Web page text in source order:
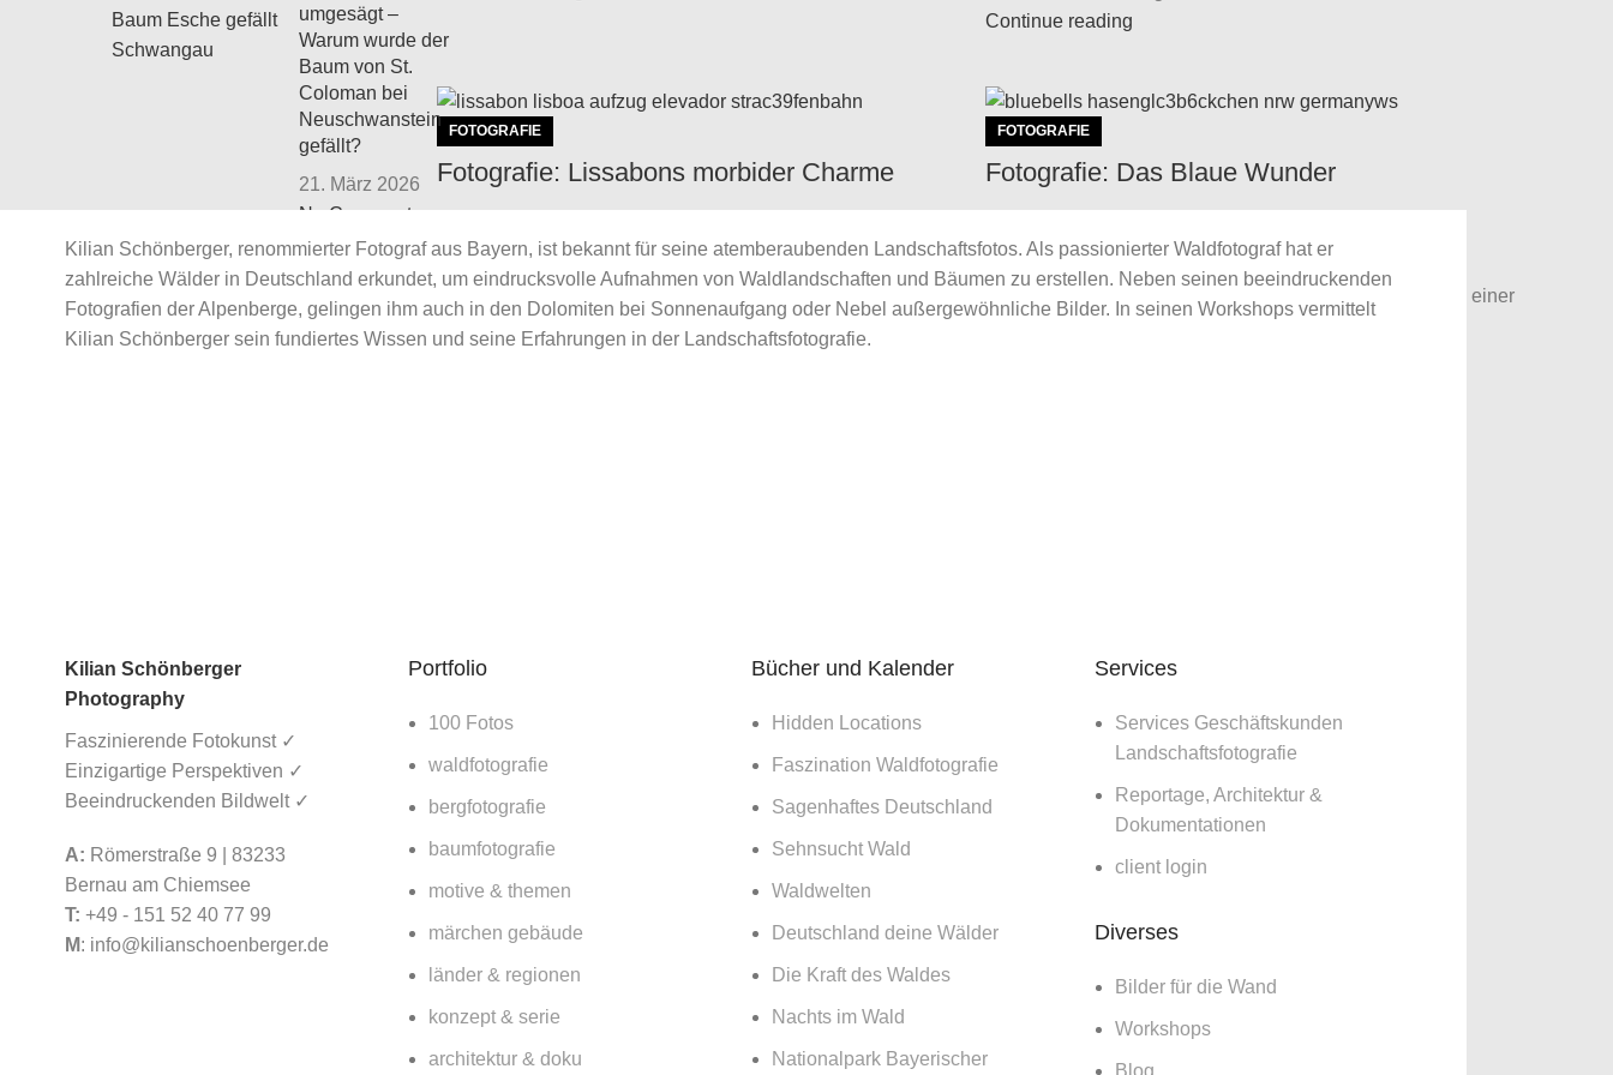
Continue reading
FOTOGRAFIE
Fotografie: Lissabons morbider Charme
Von der Vergänglichkeit des menschlichen Schaffens
FOTOGRAFIE
Fotografie: Das Blaue Wunder
Ein Wald voller Bluebells Das gute Wetters am
Osterwochenende war eine günstige Gelegenheit sich in einer
umgesägt –
Warum wurde der
Baum von St.
Coloman bei
Neuschwanstein
gefällt?
21. März 2026
No Comments
Waldfotografie im
Frühling
17. März 2026
16. März 2026
Madeira – Lohnt
15. März 2026
No Comments
Wildes Madeira –
Kilian Schönberger, renommierter Fotograf aus Bayern, ist bekannt für seine atemberaubenden Landschaftsfotos. Als passionierter Waldfotograf hat er
zahlreiche Wälder in Deutschland erkundet, um eindrucksvolle Aufnahmen von Waldlandschaften und Bäumen zu erstellen. Neben seinen beeindruckenden
Fotografien der Alpenberge, gelingen ihm auch in den Dolomiten bei Sonnenaufgang oder Nebel außergewöhnliche Bilder. In seinen Workshops vermittelt
Kilian Schönberger sein fundiertes Wissen und seine Erfahrungen in der Landschaftsfotografie.
Kilian Schönberger
Photography
Faszinierende Fotokunst ✓
Einzigartige Perspektiven ✓
Beeindruckenden Bildwelt ✓
A: Römerstraße 9 | 83233
Bernau am Chiemsee
T: +49 - 151 52 40 77 99
M: info@kilianschoenberger.de
Portfolio
100 Fotos
waldfotografie
bergfotografie
baumfotografie
motive & themen
märchen gebäude
länder & regionen
konzept & serie
architektur & doku
Bücher und Kalender
Hidden Locations
Faszination Waldfotografie
Sagenhaftes Deutschland
Sehnsucht Wald
Waldwelten
Deutschland deine Wälder
Die Kraft des Waldes
Nachts im Wald
Nationalpark Bayerischer
Services
Services Geschäftskunden
Landschaftsfotografie
Reportage, Architektur &
Dokumentationen
client login
Diverses
Bilder für die Wand
Workshops
Blog